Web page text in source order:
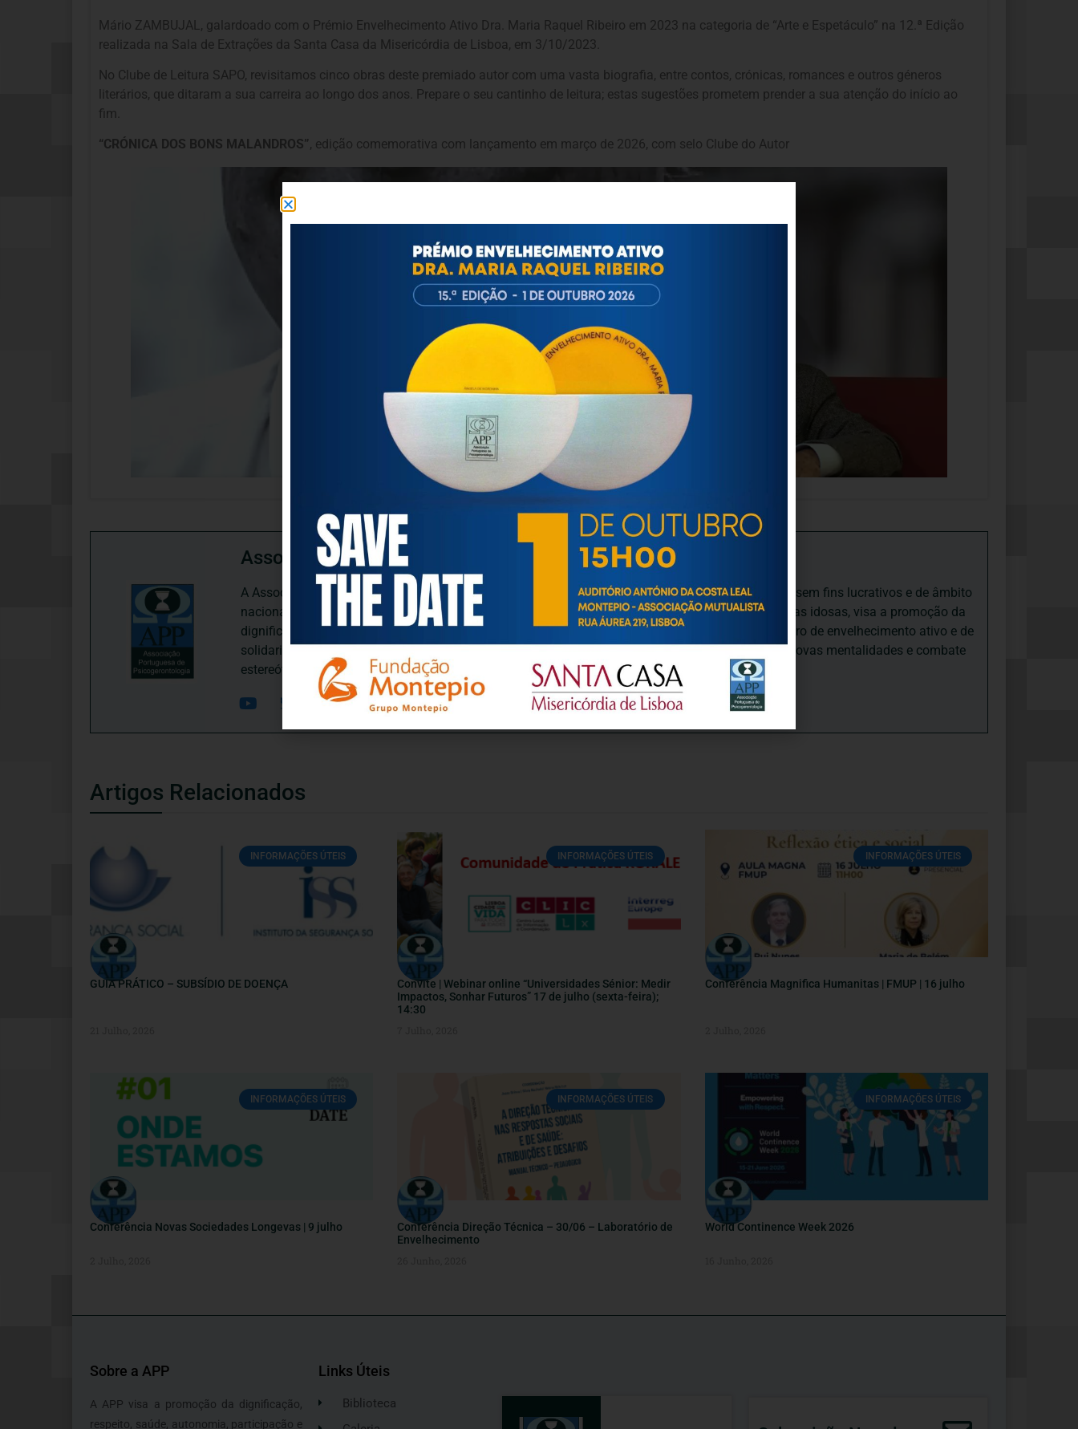
Mário ZAMBUJAL, galardoado com o Prémio Envelhecimento Ativo Dra. Maria Raquel Ribeiro em 2023 na categoria de “Arte e Espetáculo” na 12.ª Edição
realizada na Sala de Extrações da Santa Casa da Misericórdia de Lisboa, em 3/10/2023.
No Clube de Leitura SAPO, revisitamos cinco obras deste premiado autor com uma vasta biografia, entre contos, crónicas, romances e outros géneros
literários, que ditaram a sua carreira ao longo dos anos. Prepare o seu cantinho de leitura; estas sugestões prometem prender a sua atenção do início ao
fim.
“CRÓNICA DOS BONS MALANDROS”, edição comemorativa com lançamento em março de 2026, com selo Clube do Autor
Associação Portuguesa de Psicogerontologia
A Associação Portuguesa de Psicogerontologia-APP, Instituição Particular de Solidariedade Social sem fins lucrativos e de âmbito
nacional, dedica-se às questões biopsicológicas e sociais inerentes ao envelhecimento e às pessoas idosas, visa a promoção da
dignificação, respeito, saúde, autonomia, participação e segurança das pessoas idosas, num quadro de envelhecimento ativo e de
solidariedade intergeracional, e de uma sociedade mais inclusiva para todas as idades, promove novas mentalidades e combate
estereótipos negativos relativamente à idade e ao envelhecimento.
Artigos Relacionados
INFORMAÇÕES ÚTEIS
GUIA PRÁTICO – SUBSÍDIO DE DOENÇA
INFORMAÇÕES ÚTEIS
Convite | Webinar online “Universidades Sénior: Medir
Impactos, Sonhar Futuros” 17 de julho (sexta-feira);
14:30
INFORMAÇÕES ÚTEIS
Conferência Magnifica Humanitas | FMUP | 16 julho
INFORMAÇÕES ÚTEIS
Conferência Novas Sociedades Longevas | 9 julho
INFORMAÇÕES ÚTEIS
Conferência Direção Técnica – 30/06 – Laboratório de
Envelhecimento
INFORMAÇÕES ÚTEIS
World Continence Week 2026
Sobre a APP
A APP visa a promoção da dignificação,
respeito, saúde, autonomia, participação e
Links Úteis
Biblioteca